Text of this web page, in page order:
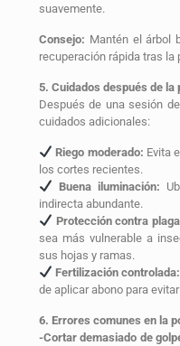
suavemente.
Consejo: Mantén el árbol
recuperación rápida tras la
5. Cuidados después de la
Después de una sesión
cuidados adicionales:
Riego moderado: Evita
los cortes recientes.
Buena iluminación:
indirecta abundante.
Protección contra
sea más vulnerable a
sus hojas y ramas.
Fertilización controlada:
de aplicar abono para
6. Errores comunes en la
-Cortar demasiado de